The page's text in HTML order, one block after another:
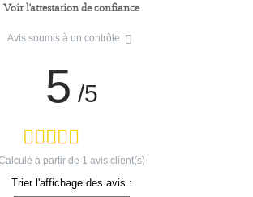
Voir l'attestation de confiance
Avis soumis à un contrôle
5 /5
à partir de 1 avis client(s)
Trier l'affichage des avis :